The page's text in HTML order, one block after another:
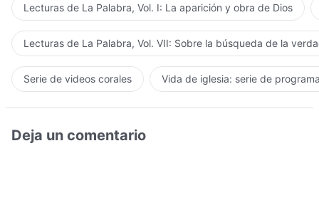
Lecturas de La Palabra, Vol. I: La aparición y obra de Dios
Lecturas de La Palabra, Vol. VII: Sobre la búsqueda de la
Serie de videos corales Vida de iglesia: serie de
Deja un comentario